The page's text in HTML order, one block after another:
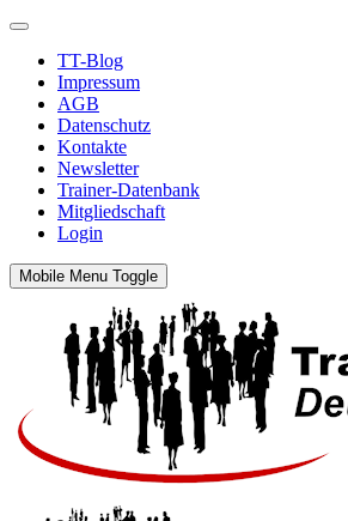
TT-Blog
Impressum
AGB
Datenschutz
Kontakte
Newsletter
Trainer-Datenbank
Mitgliedschaft
Login
Mobile Menu Toggle